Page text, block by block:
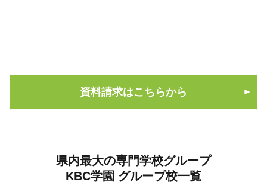
資料請求はこちらから
県内最大の専門学校グループ
KBC学園 グループ校一覧